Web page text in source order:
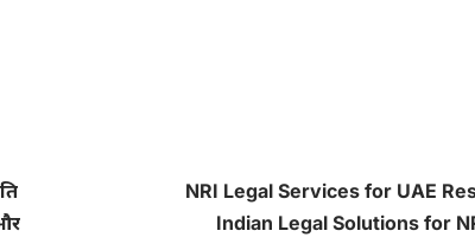
NRI Legal Services for UAE
Indian Legal Solutions for